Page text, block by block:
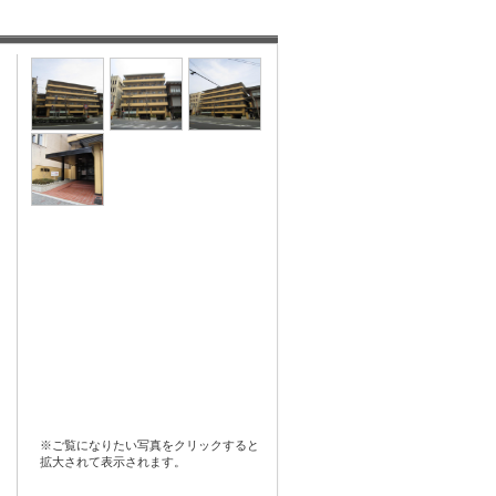
※ご覧になりたい写真をクリックすると
拡大されて表示されます。